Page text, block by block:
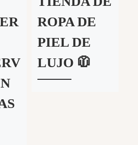
ROPA DE
PIEL DE
LUJO 🧥